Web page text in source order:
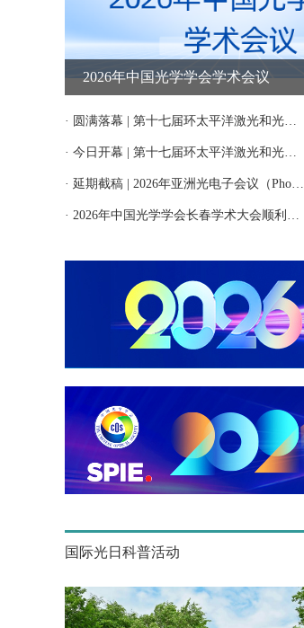
2026年中国光学学会学术会议
· 圆满落幕 | 第十七届环太平洋激光和光电子会议(CLEO-PR 2026)在京闭幕
· 今日开幕 | 第十七届环太平洋激光和光电子会议(CLEO-PR 2026)在京开幕
· 延期截稿 | 2026年亚洲光电子会议（Photonics Asia 2026）
· 2026年中国光学学会长春学术大会顺利举办
国际光日科普活动